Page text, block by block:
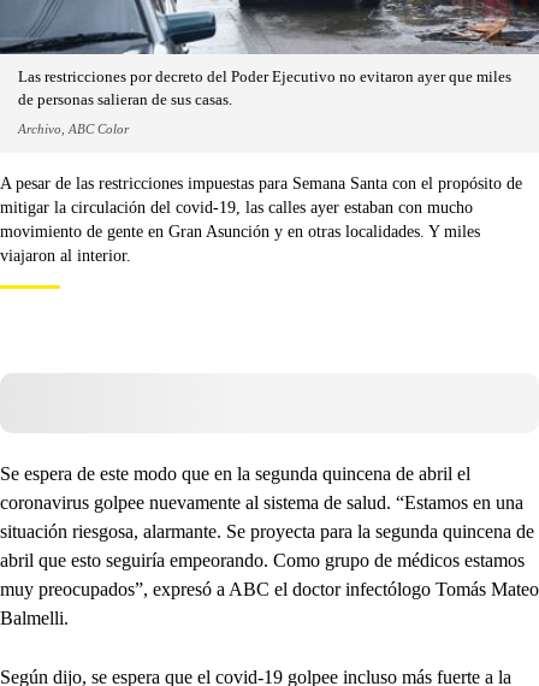
Las restricciones por decreto del Poder Ejecutivo no evitaron ayer que miles
de personas salieran de sus casas.
Archivo, ABC Color
A pesar de las restricciones impuestas para Semana Santa con el propósito de
mitigar la circulación del covid-19, las calles ayer estaban con mucho
movimiento de gente en Gran Asunción y en otras localidades. Y miles
viajaron al interior.
Se espera de este modo que en la segunda quincena de abril el
coronavirus golpee nuevamente al sistema de salud. “Estamos en una
situación riesgosa, alarmante. Se proyecta para la segunda quincena de
abril que esto seguiría empeorando. Como grupo de médicos estamos
muy preocupados”, expresó a ABC el doctor infectólogo Tomás Mateo
Balmelli.
Según dijo, se espera que el covid-19 golpee incluso más fuerte a la